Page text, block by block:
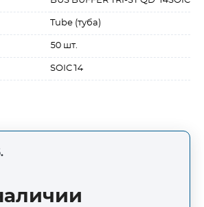
Tube (туба)
50 шт.
SOIC14